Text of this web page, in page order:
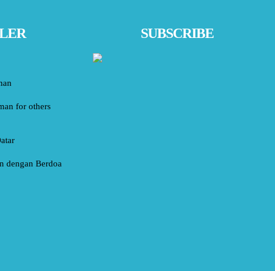
for others
dengan Berdoa
SUBSCRIBE